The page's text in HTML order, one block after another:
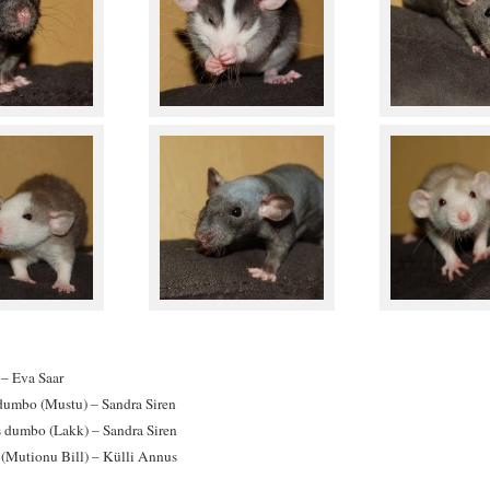
Eva Saar
(Mustu) – Sandra Siren
(Lakk) – Sandra Siren
(Mutionu Bill) – Külli Annus